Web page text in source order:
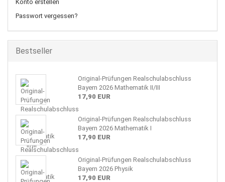
Konto erstellen
Passwort vergessen?
Bestseller
Original-Prüfungen Realschulabschluss
Bayern 2026 Mathematik II/III
17,90 EUR
Original-Prüfungen Realschulabschluss
Bayern 2026 Mathematik I
17,90 EUR
Original-Prüfungen Realschulabschluss
Bayern 2026 Physik
17,90 EUR